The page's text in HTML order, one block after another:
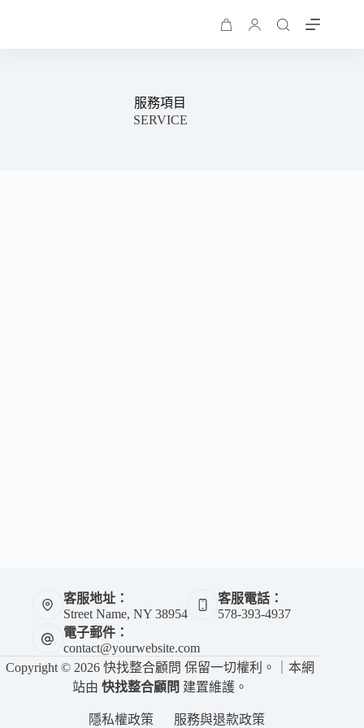
購
服務項目
SERVICE
客服地址：
Street Name, NY 38954
客服電話：
578-393-4937
電子郵件：
contact@yourwebsite.com
Copyright © 2026 快找整合顧問 保留一切權利。｜本網
站由快找整合顧問 建置維護。
隱私權政策 服務與退款政策